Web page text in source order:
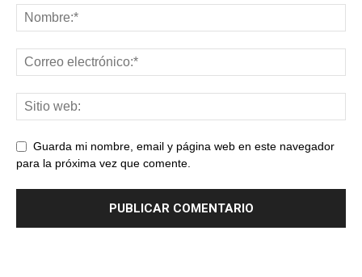
Guarda mi nombre, email y página web en este navegador
para la próxima vez que comente.